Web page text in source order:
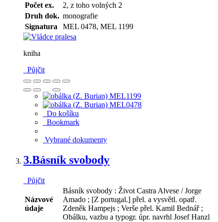
Počet ex.
2, z toho volných 2
Druh dok. monografie
Signatura
MEL 0478, MEL 1199
kniha
Půjčit
Do košíku
Bookmark
Vybrané dokumenty
3.Básník svobody
Půjčit
Názvové
údaje
Básník svobody : Život Castra Alvese / Jorge
Amado ; [Z portugal.] přel. a vysvětl. opatř.
Zdeněk Hampejs ; Verše přel. Kamil Bednář ;
Obálku, vazbu a typogr. úpr. navrhl Josef Hanzl